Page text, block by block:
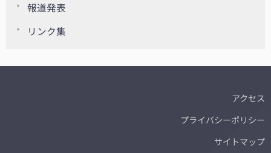
報道発表
リンク集
アクセス
プライバシーポリシー
サイトマップ